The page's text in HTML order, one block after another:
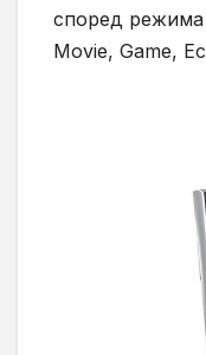
според режима
Movie, Game,